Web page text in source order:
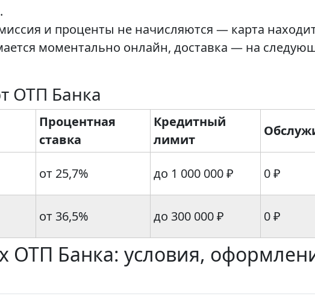
и проценты не начисляются — карта
моментально онлайн, доставка — на
ОТП Банка
Процентная
ставка
Кредитный
лимит
от 25,7% до 1 000 000 ₽ 0 ₽
от 36,5% до 300 000 ₽ 0 ₽
ОТП Банка: условия,